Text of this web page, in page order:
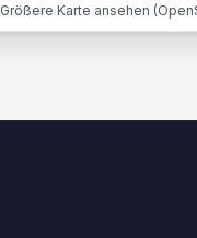
Größere Karte ansehen